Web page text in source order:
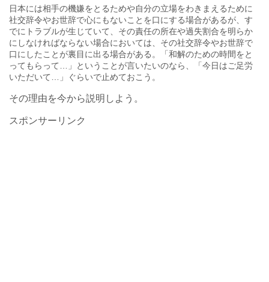
日本には相手の機嫌をとるためや自分の立場をわきまえるために
社交辞令やお世辞で心にもないことを口にする場合があるが、す
でにトラブルが生じていて、その責任の所在や過失割合を明らか
にしなければならない場合においては、その社交辞令やお世辞で
口にしたことが裏目に出る場合がある。「和解のための時間をと
ってもらって…」ということが言いたいのなら、「今日はご足労
いただいて…」ぐらいで止めておこう。
その理由を今から説明しよう。
スポンサーリンク